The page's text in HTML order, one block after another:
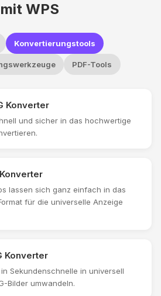
mit WPS
Konvertierungstools
PDF-Tools
Konverter
und sicher in das hochwertige
lassen sich ganz einfach in das
für die universelle Anzeige
Konverter
in Sekundenschnelle in universell
Bilder umwandeln.